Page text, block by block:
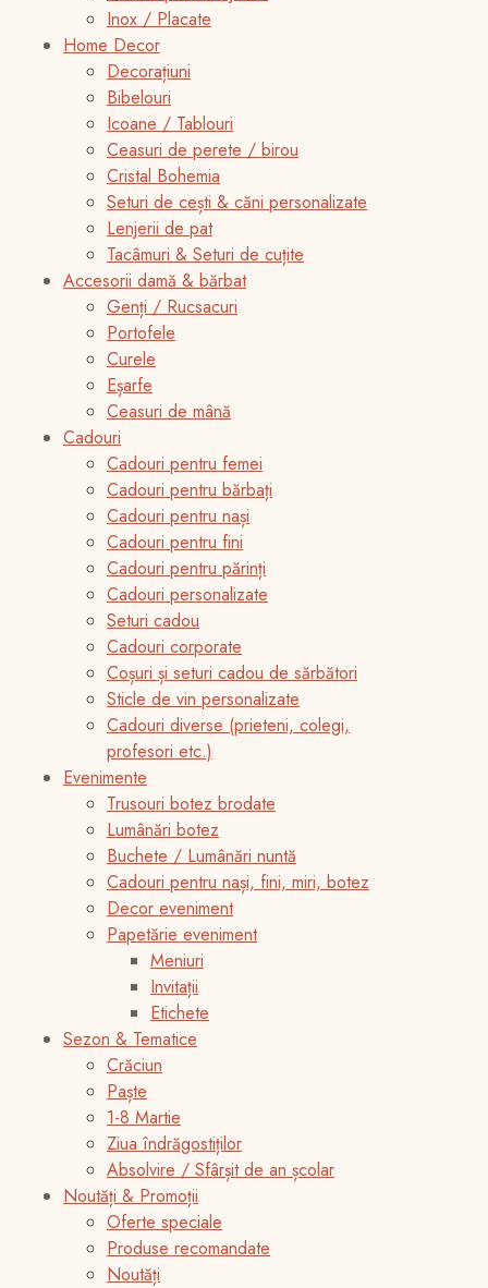
Inox / Placate
Home Decor
Decorațiuni
Bibelouri
Icoane / Tablouri
Ceasuri de perete / birou
Cristal Bohemia
Seturi de cești & căni personalizate
Lenjerii de pat
Tacâmuri & Seturi de cuțite
Accesorii damă & bărbat
Genți / Rucsacuri
Portofele
Curele
Eșarfe
Ceasuri de mână
Cadouri
Cadouri pentru femei
Cadouri pentru bărbați
Cadouri pentru nași
Cadouri pentru fini
Cadouri pentru părinți
Cadouri personalizate
Seturi cadou
Cadouri corporate
Coșuri și seturi cadou de sărbători
Sticle de vin personalizate
Cadouri diverse (prieteni, colegi,
profesori etc.)
Evenimente
Trusouri botez brodate
Lumânări botez
Buchete / Lumânări nuntă
Cadouri pentru nași, fini, miri, botez
Decor eveniment
Papetărie eveniment
Meniuri
Invitații
Etichete
Sezon & Tematice
Crăciun
Paște
1-8 Martie
Ziua îndrăgostiților
Absolvire / Sfârșit de an școlar
Noutăți & Promoții
Oferte speciale
Produse recomandate
Noutăți